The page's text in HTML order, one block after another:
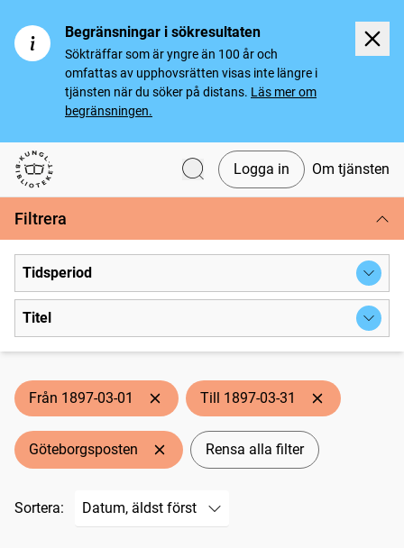
Begränsningar i sökresultaten
Sökträffar som är yngre än 100 år och
omfattas av upphovsrätten visas inte längre i
tjänsten när du söker på distans. Läs mer om
begränsningen.
Svenska tidningar
Logga in Om tjänsten
Filtrera
Tidsperiod
Titel
Från 1897-03-01 Till 1897-03-31
Göteborgsposten Rensa alla filter
Sortera: